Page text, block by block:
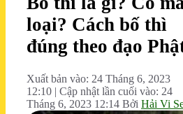
loại? Cách bố thì
đúng theo đạo
Xuất bản vào: 24 Tháng 6, 2023
12:10 | Cập nhật lần cuối vào: 24
Tháng 6, 2023 12:14 Bởi Hải Vi